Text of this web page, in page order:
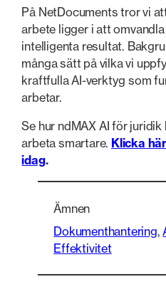
På NetDocuments tror vi
arbete ligger i att
intelligenta resultat.
många sätt på vilka vi
kraftfulla AI-verktyg som
arbetar.
Se hur ndMAX AI för
arbeta smartare. Klicka
idag.
Ämnen
Dokumenthantering,
Effektivitet